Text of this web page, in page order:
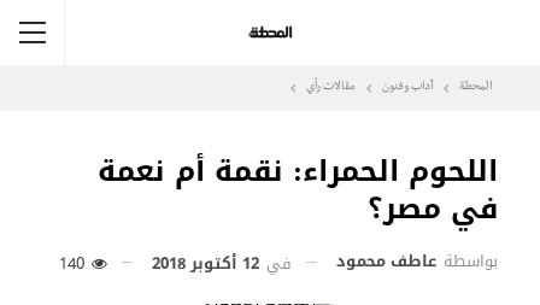
المحطة آداب وفنون مقالات رأي
اللحوم الحمراء: نقمة أم نعمة
في مصر؟
بواسطة عاطف محمود في 12 أكتوبر 2018